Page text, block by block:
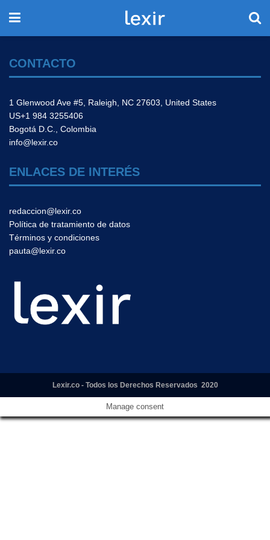
CONTACTO
1 Glenwood Ave #5, Raleigh, NC 27603, United States
US+1 984 3255406
Bogotá D.C., Colombia
info@lexir.co
ENLACES DE INTERÉS
redaccion@lexir.co
Política de tratamiento de datos
Términos y condiciones
pauta@lexir.co
Lexir.co - Todos los Derechos Reservados 2020
Manage consent